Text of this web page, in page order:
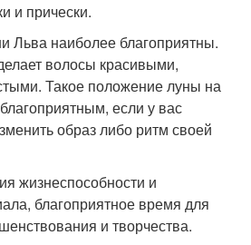
и прически.
Льва наиболее благоприятны.
волосы красивыми,
Такое положение луны на
если у вас
образ либо ритм своей
жизнеспособности и
благоприятное время для
и творчества.